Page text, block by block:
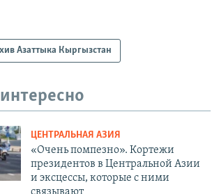
Азаттыка Кыргызстан
ЦЕНТРАЛЬНАЯ АЗИЯ
«Очень помпезно». Кортежи
президентов в Центральной Азии
и эксцессы, которые с ними